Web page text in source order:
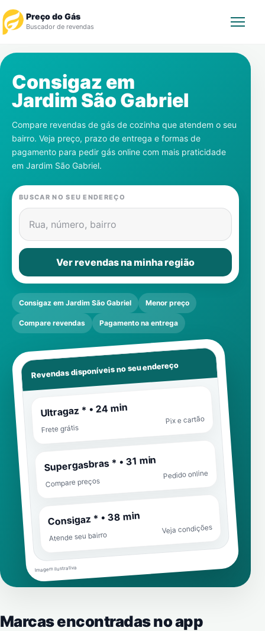
Preço do Gás
Buscador de revendas
Revendedor
Notícias
Cadastre-se
Gás
Contatos
Consigaz em
Jardim São Gabriel
Compare revendas de gás de cozinha que atendem o seu
bairro. Veja preço, prazo de entrega e formas de
pagamento para pedir gás online com mais praticidade
em Jardim São Gabriel.
BUSCAR NO SEU ENDEREÇO
Rua, número, bairro
Ver revendas na minha região
Consigaz em Jardim São Gabriel Menor preço
Compare revendas Pagamento na entrega
Revendas disponíveis no seu endereço
Ultragaz * • 24 min
Frete grátis
Pix e cartão
Supergasbras * • 31 min
Compare preços
Pedido online
Consigaz * • 38 min
Atende seu bairro
Veja condições
Imagem ilustrativa
Marcas encontradas no app